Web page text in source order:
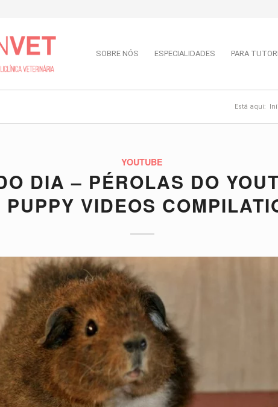
SOBRE NÓS ESPECIALIDADES PARA
Está aqui:
YOUTUBE
DIA – PÉROLAS DO
PUPPY VIDEOS